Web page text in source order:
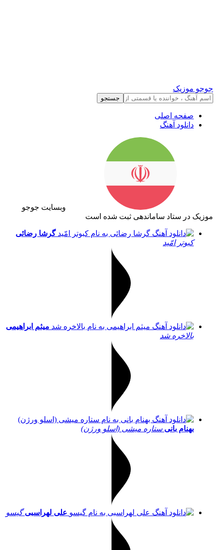
جوجو موزیک
جستجو
صفحه اصلی
دانلود آهنگ
وبسایت جوجو
موزیک در ستاد ساماندهی ثبت شده است
گرشا رضائی
کبوتر امّید
میثم ابراهیمی
بالاخره شد
بهنام بانی ستاره میشی (اسلو ورژن)
علی لهراسبی گیسو